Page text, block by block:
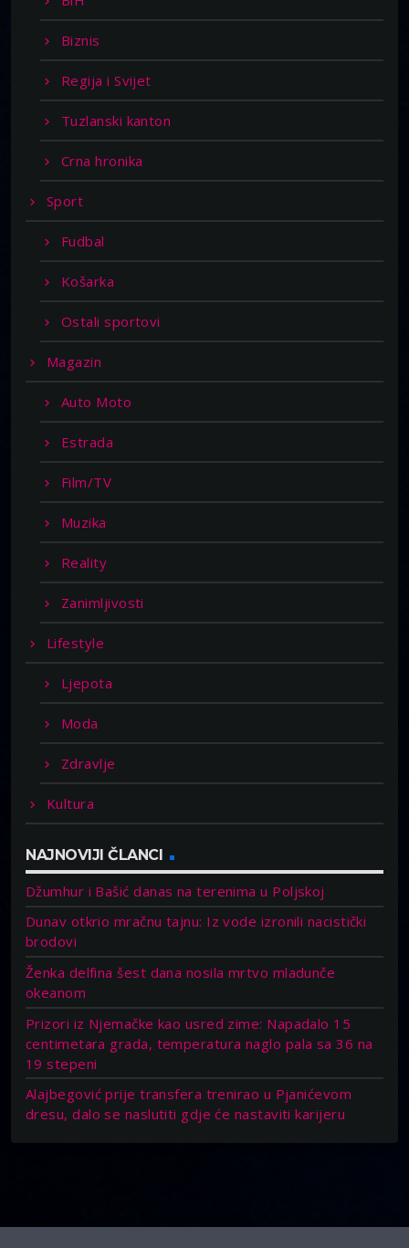
Biznis
Regija i Svijet
Tuzlanski kanton
Crna hronika
Sport
Fudbal
Košarka
Ostali sportovi
Magazin
Auto Moto
Estrada
Film/TV
Muzika
Reality
Zanimljivosti
Lifestyle
Ljepota
Moda
Zdravlje
Kultura
NAJNOVIJI ČLANCI
Džumhur i Bašić danas na terenima u Poljskoj
Dunav otkrio mračnu tajnu: Iz vode izronili nacistički
brodovi
Ženka delfina šest dana nosila mrtvo mladunče
okeanom
Prizori iz Njemačke kao usred zime: Napadalo 15
centimetara grada, temperatura naglo pala sa 36 na
19 stepeni
Alajbegović prije transfera trenirao u Pjanićevom
dresu, dalo se naslutiti gdje će nastaviti karijeru